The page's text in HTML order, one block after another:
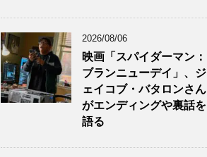
2026/08/06
映画「スパイダーマン：
ブランニューデイ」、ジ
ェイコブ・バタロンさん
がエンディングや裏話を
語る